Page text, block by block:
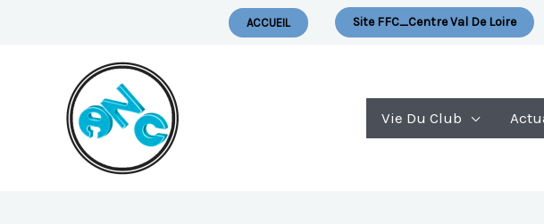
ACCUEIL Site FFC_Centre Val De Loire
Vie Du Club